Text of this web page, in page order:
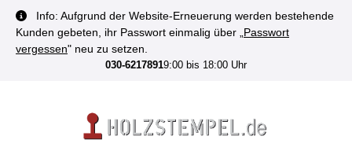
springen
Info: Aufgrund der Website-Erneuerung werden bestehende
Kunden gebeten, ihr Passwort einmalig über „ Passwort
vergessen" neu zu setzen.
030-62178919:00 bis 18:00 Uhr